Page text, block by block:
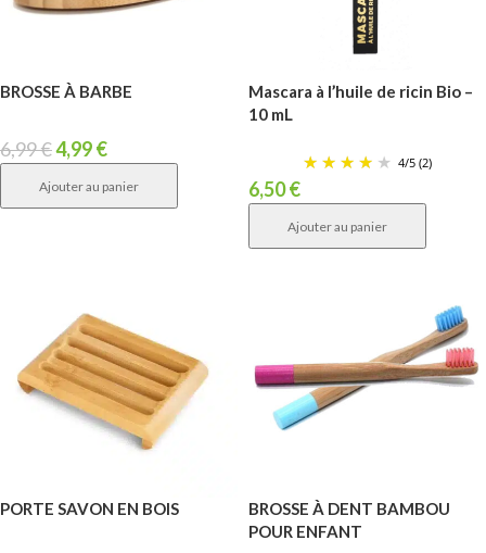
BROSSE À BARBE
6,99€4,99€
Ajouter au panier
Mascara à l’huile de ricin Bio –
10 mL
4/5 (2)
6,50€
Ajouter au panier
PORTE SAVON EN BOIS
BROSSE À DENT BAMBOU
POUR ENFANT